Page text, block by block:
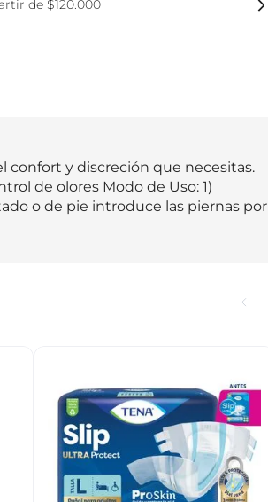
de $120.000
confort y discreción que necesitas.
de olores Modo de Uso: 1)
o de pie introduce las piernas por